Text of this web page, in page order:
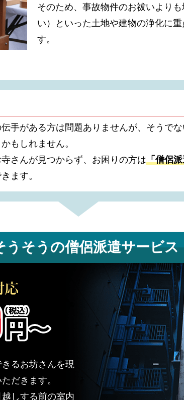
そのため、事故物件のお祓いより
い）といった土地や建物の浄化に
す。
手がある方は問題ありませんが、そうで
もしれません。
さんが見つからず、お困りの方は「僧侶
ます。
うそうの僧侶派遣サービス
るお坊さんを現
だきます。
しする前の室内